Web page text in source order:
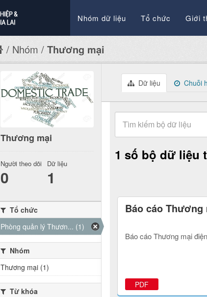
Nhóm dữ liệu Tổ chức Giới
Nhóm Thương mại
Dữ liệu Chuỗi
1 số bộ dữ liệu
Báo cáo
Báo cáo Thương mại
PDF
Thương mại
Người theo dõi
0
Dữ liệu
1
Tổ chức
Phòng quản lý Thươn... (1)
Nhóm
Thương mại (1)
Từ khóa